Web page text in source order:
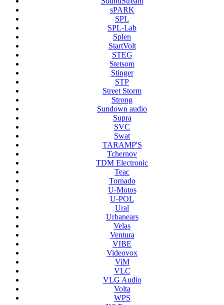
sPARK
SPL
SPL-Lab
Splen
StartVolt
STEG
Stetsom
Stinger
STP
Street Storm
Strong
Sundown audio
Supra
SVC
Swat
TARAMP'S
Tchernov
TDM Electronic
Teac
Tornado
U-Motos
U-POL
Ural
Urbanears
Velas
Ventura
VIBE
Videovox
ViM
VLC
VLG Audio
Volta
WPS